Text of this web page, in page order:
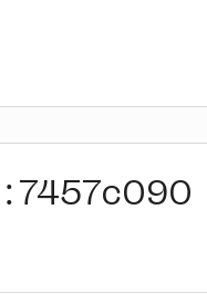
:7457c090